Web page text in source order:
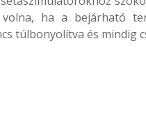
ha a bejárható
túlbonyolítva és mindig